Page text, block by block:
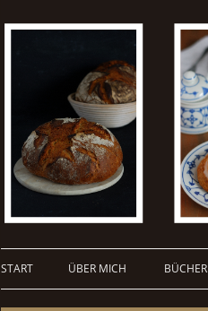
START ÜBER MICH BÜCHER